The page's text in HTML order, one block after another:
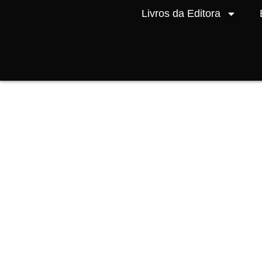
Livros da Editora